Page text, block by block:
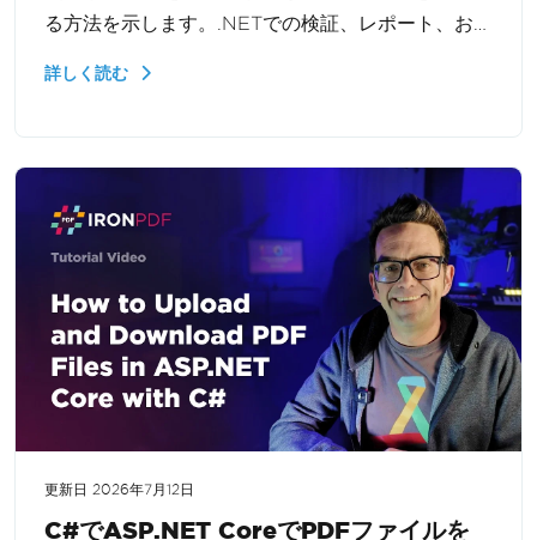
る方法を示します。.NETでの検証、レポート、およ
詳しく読む
更新日 2026年7月12日
C#でASP.NET CoreでPDFファイルを